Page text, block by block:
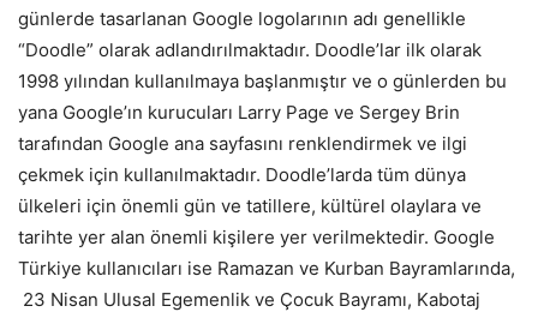
günlerde tasarlanan Google logolarının adı genellikle
“Doodle” olarak adlandırılmaktadır. Doodle’lar ilk olarak
1998 yılından kullanılmaya başlanmıştır ve o günlerden bu
yana Google’ın kurucuları Larry Page ve Sergey Brin
tarafından Google ana sayfasını renklendirmek ve ilgi
çekmek için kullanılmaktadır. Doodle’larda tüm dünya
ülkeleri için önemli gün ve tatillere, kültürel olaylara ve
tarihte yer alan önemli kişilere yer verilmektedir. Google
Türkiye kullanıcıları ise Ramazan ve Kurban Bayramlarında,
23 Nisan Ulusal Egemenlik ve Çocuk Bayramı, Kabotaj